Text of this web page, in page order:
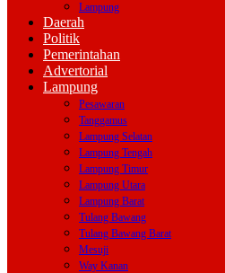
Lampung
Daerah
Politik
Pemerintahan
Advertorial
Lampung
Pesawaran
Tanggamus
Lampung Selatan
Lampung Tengah
Lampung Timur
Lampung Utara
Lampung Barat
Tulang Bawang
Tulang Bawang Barat
Mesuji
Way Kanan